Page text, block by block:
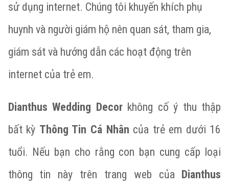
sử dụng internet. Chúng tôi khuyến khích phụ
huynh và người giám hộ nên quan sát, tham gia,
giám sát và hướng dẫn các hoạt động trên
internet của trẻ em.
Dianthus Wedding Decorkhông cố ý thu thập
bất kỳ Thông Tin Cá Nhân của trẻ em dưới 16
tuổi. Nếu bạn cho rằng con bạn cung cấp loại
thông tin này trên trang web của Dianthus